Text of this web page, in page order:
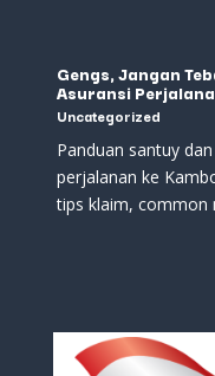
Gengs, Jangan
Asuransi
Uncategorized
Panduan santuy
perjalanan ke
tips klaim, common